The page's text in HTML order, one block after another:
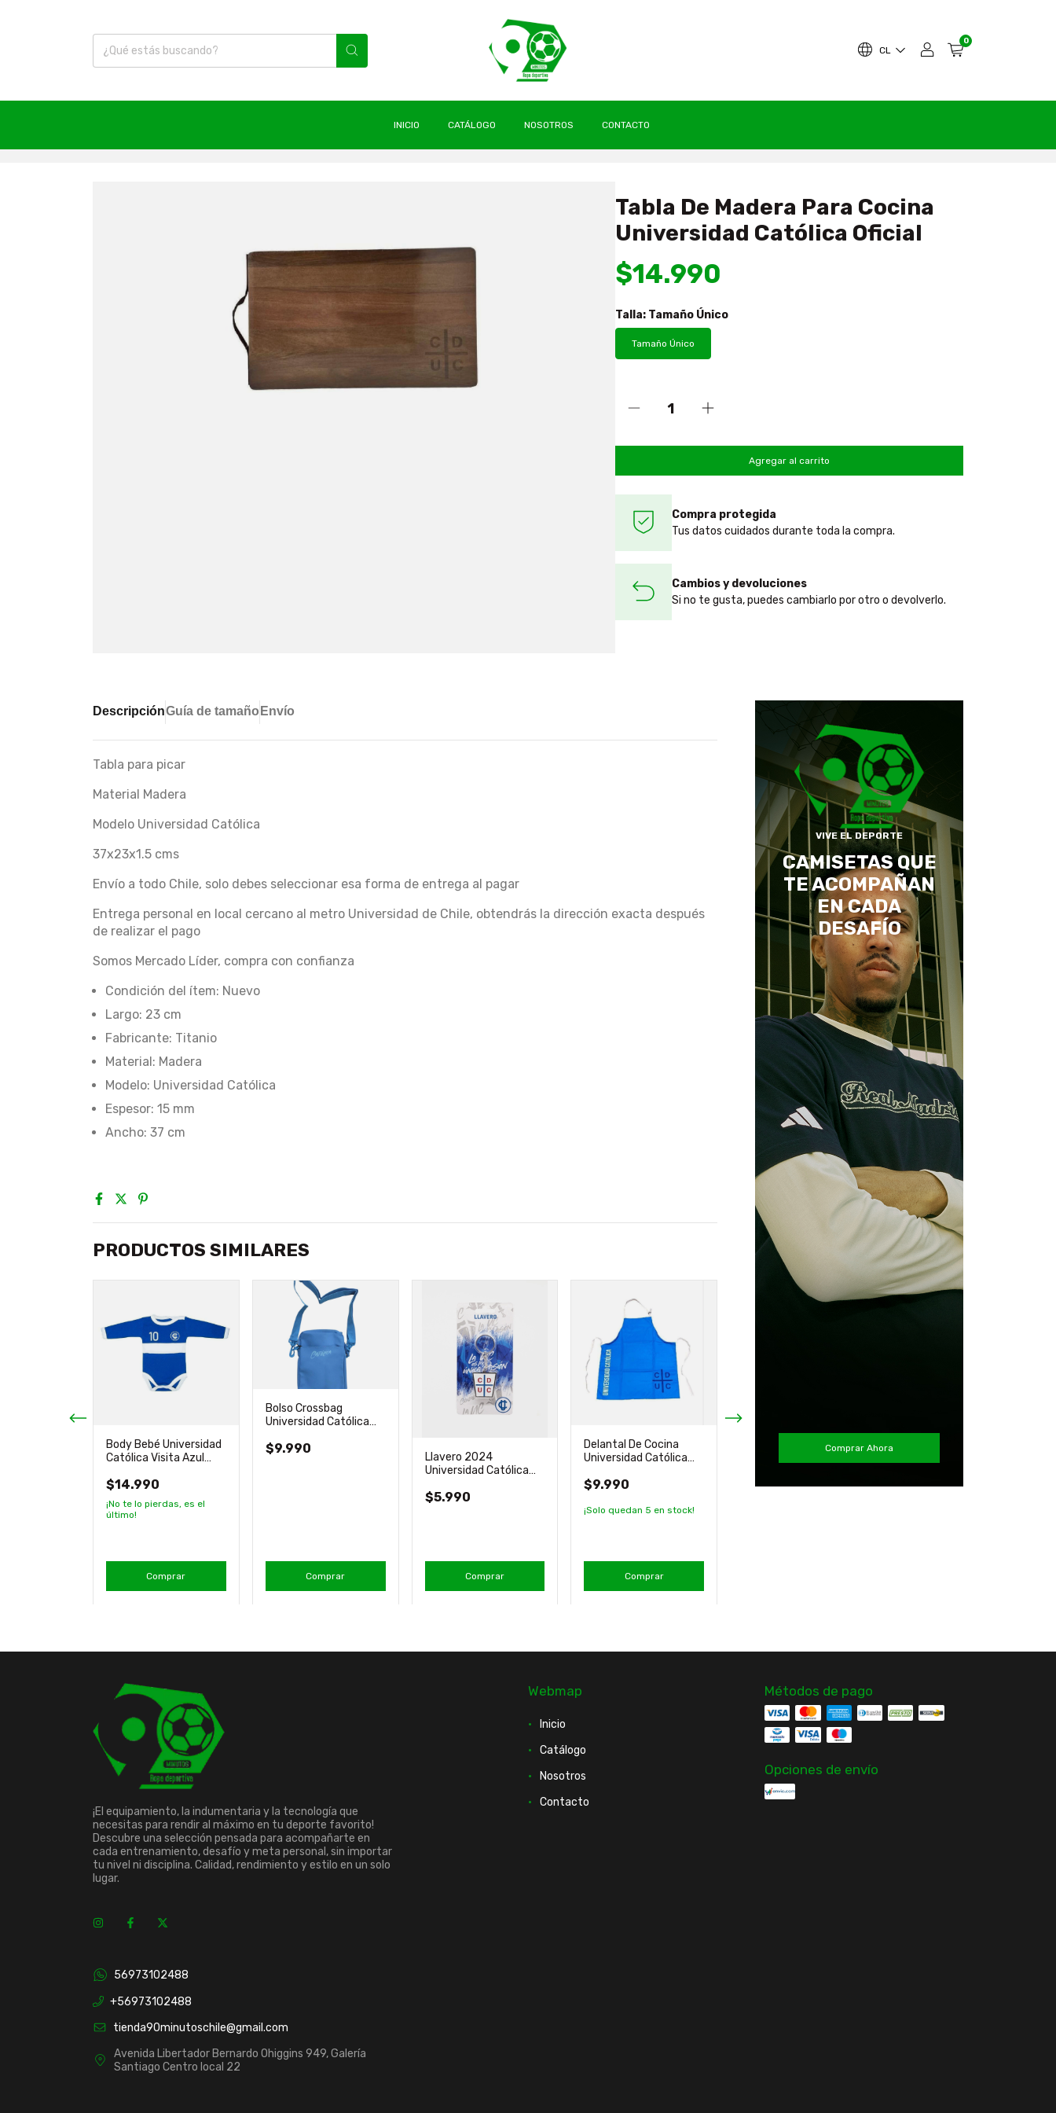
CL
0
INICIO CATÁLOGO NOSOTROS
CONTACTO
Tabla De Madera Para Cocina
Universidad Católica Oficial
$14.990
Talla: Tamaño Único
Tamaño Único
Compra protegida
Tus datos cuidados durante toda la compra.
Cambios y devoluciones
Si no te gusta, puedes cambiarlo por otro o devolverlo.
DescripciónGuía de tamaño Envío
Tabla para picar
Material Madera
Modelo Universidad Católica
37x23x1.5 cms
Envío a todo Chile, solo debes seleccionar esa forma de entrega al pagar
Entrega personal en local cercano al metro Universidad de Chile, obtendrás la dirección exacta después
de realizar el pago
Somos Mercado Líder, compra con confianza
Condición del ítem: Nuevo
Largo: 23 cm
Fabricante: Titanio
Material: Madera
Modelo: Universidad Católica
Espesor: 15 mm
Ancho: 37 cm
PRODUCTOS SIMILARES
Body Bebé Universidad
Católica Visita Azul
$14.990
¡No te lo pierdas, es el
último!
Comprar
Bolso Crossbag
Universidad Católica
$9.990
Comprar
Llavero 2024
Universidad Católica
$5.990
Comprar
Delantal De Cocina
Universidad Católica
$9.990
¡Solo quedan 5 en stock!
Comprar
Oficial Titanio
Falda Calza Universidad
Original Mitre
VIVE EL DEPORTE
CAMISETAS QUE
TE ACOMPAÑAN
EN CADA
DESAFÍO
Comprar Ahora
¡El equipamiento, la indumentaria y la tecnología que
necesitas para rendir al máximo en tu deporte favorito!
Descubre una selección pensada para acompañarte en
cada entrenamiento, desafío y meta personal, sin importar
tu nivel ni disciplina. Calidad, rendimiento y estilo en un solo
lugar.
56973102488
+56973102488
tienda90minutoschile@gmail.com
Avenida Libertador Bernardo Ohiggins 949, Galería
Santiago Centro local 22
Webmap
Inicio
Catálogo
Nosotros
Contacto
Métodos de pago
Opciones de envío